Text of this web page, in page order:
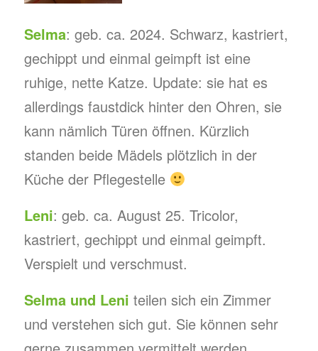
Selma: geb. ca. 2024. Schwarz, kastriert,
gechippt und einmal geimpft ist eine
ruhige, nette Katze. Update: sie hat es
allerdings faustdick hinter den Ohren, sie
kann nämlich Türen öffnen. Kürzlich
standen beide Mädels plötzlich in der
Küche der Pflegestelle
Leni: geb. ca. August 25. Tricolor,
kastriert, gechippt und einmal geimpft.
Verspielt und verschmust.
Selma und Leni teilen sich ein Zimmer
und verstehen sich gut. Sie können sehr